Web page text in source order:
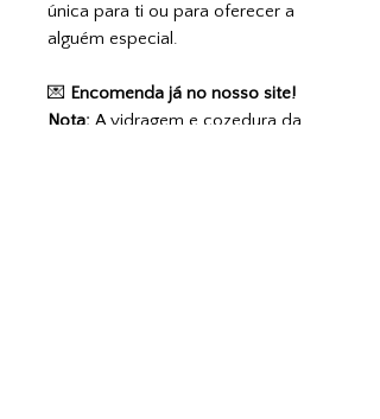
única para ti ou para oferecer a
alguém especial.
💌 Encomenda já no nosso site!
Nota: A vidragem e cozedura da